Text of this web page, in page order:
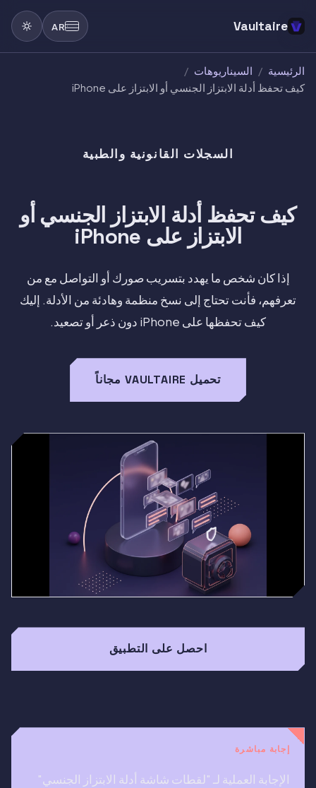
Vaultaire
AR
الرئيسية / السيناريوهات /
كيف تحفظ أدلة الابتزاز الجنسي أو الابتزاز على iPhone
السجلات القانونية والطبية
كيف تحفظ أدلة الابتزاز الجنسي أو
الابتزاز على iPhone
إذا كان شخص ما يهدد بتسريب صورك أو التواصل مع من
تعرفهم، فأنت تحتاج إلى نسخ منظمة وهادئة من الأدلة. إليك
كيف تحفظها على iPhone دون ذعر أو تصعيد.
تحميل VAULTAIRE مجاناً
احصل على التطبيق
إجابة مباشرة
الإجابة العملية لـ "لقطات شاشة أدلة الابتزاز الجنسي"